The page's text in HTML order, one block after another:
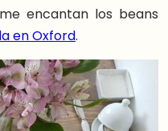
encantan los beans
en Oxford.